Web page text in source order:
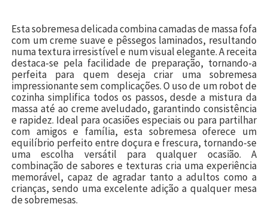
Esta sobremesa delicada combina camadas de massa fofa
com um creme suave e pêssegos laminados, resultando
numa textura irresistível e num visual elegante. A receita
destaca-se pela facilidade de preparação, tornando-a
perfeita para quem deseja criar uma sobremesa
impressionante sem complicações. O uso de um robot de
cozinha simplifica todos os passos, desde a mistura da
massa até ao creme aveludado, garantindo consistência
e rapidez. Ideal para ocasiões especiais ou para partilhar
com amigos e família, esta sobremesa oferece um
equilíbrio perfeito entre doçura e frescura, tornando-se
uma escolha versátil para qualquer ocasião. A
combinação de sabores e texturas cria uma experiência
memorável, capaz de agradar tanto a adultos como a
crianças, sendo uma excelente adição a qualquer mesa
de sobremesas.